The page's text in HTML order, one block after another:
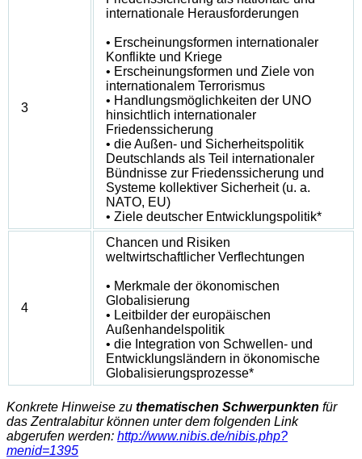
3
internationale Herausforderungen
• Erscheinungsformen internationaler
Konflikte und Kriege
• Erscheinungsformen und Ziele von
internationalem Terrorismus
• Handlungsmöglichkeiten der UNO
hinsichtlich internationaler
Friedenssicherung
• die Außen- und Sicherheitspolitik
Deutschlands als Teil internationaler
Bündnisse zur Friedenssicherung und
Systeme kollektiver Sicherheit (u. a.
NATO, EU)
• Ziele deutscher Entwicklungspolitik*
4
Chancen und Risiken
weltwirtschaftlicher Verflechtungen
• Merkmale der ökonomischen
Globalisierung
• Leitbilder der europäischen
Außenhandelspolitik
• die Integration von Schwellen- und
Entwicklungsländern in ökonomische
Globalisierungsprozesse*
Konkrete Hinweise zu thematischen Schwerpunkten für
das Zentralabitur können unter dem folgenden Link
abgerufen werden: http://www.nibis.de/nibis.php?
menid=1395